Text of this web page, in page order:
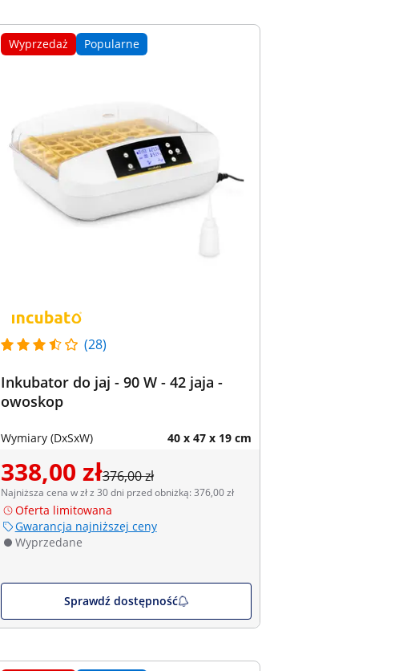
Wyprzedaż Popularne
(28)
Inkubator do jaj - 90 W - 42 jaja -
owoskop
Wymiary (DxSxW) 40 x 47 x 19 cm
338,00 zł376,00 zł
Najniższa cena w zł z 30 dni przed obniżką: 376,00 zł
Oferta limitowana
Gwarancja najniższej ceny
Wyprzedane
Sprawdź dostępność